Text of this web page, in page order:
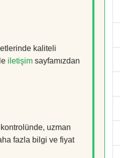
kaliteli
iletişim sayfamızdan
uzman
fazla bilgi ve fiyat